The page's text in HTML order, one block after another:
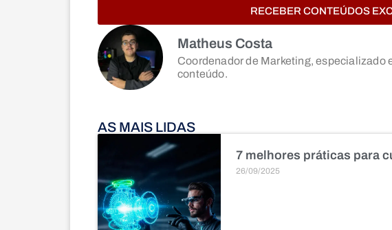
RECEBER CONTEÚDOS
Matheus Costa
Coordenador de Marketing, especializado
conteúdo.
AS MAIS LIDAS
7 melhores práticas para
26/09/2025